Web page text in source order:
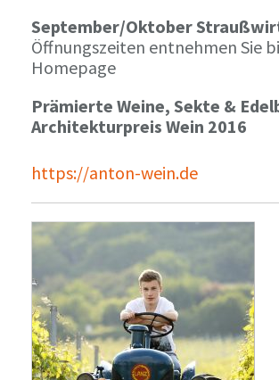
September/Oktober
Öffnungszeiten entnehmen Sie
Homepage
Prämierte Weine, Sekte &
Architekturpreis Wein 2016
https://anton-wein.de